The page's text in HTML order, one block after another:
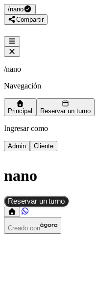
/nano
Compartir
/nano
Navegación
Principal Reservar un turno
Ingresar como
Admin Cliente
nano
Reservar un turno
Creado con